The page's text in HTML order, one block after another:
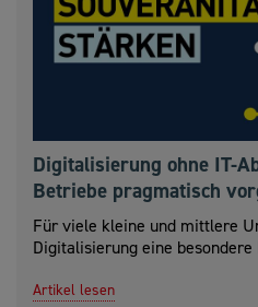
Digitalisierung ohne IT-
Betriebe pragmatisch
Für viele kleine und mittlere
Digitalisierung eine
Artikel lesen